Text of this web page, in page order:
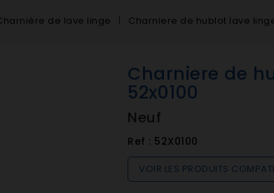
de lave linge Charniere de hublot lave
Charniere de
52x0100
Neuf
Ref : 52X0100
VOIR LES PRODUITS